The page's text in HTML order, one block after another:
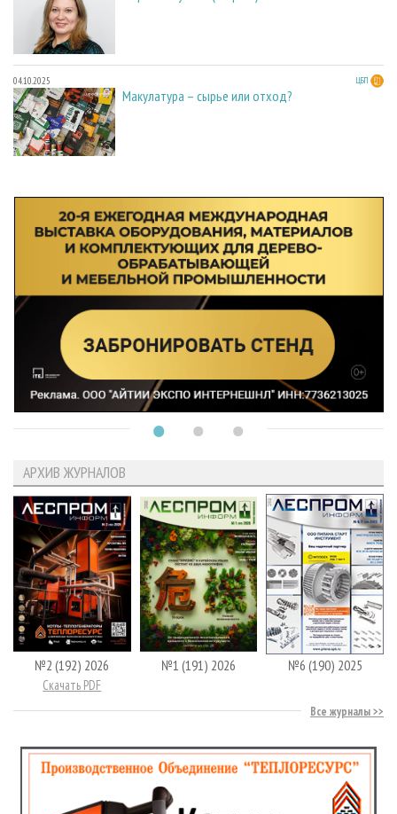
04.10.2025 ЦБП
Макулатура – сырье или отход?
АРХИВ ЖУРНАЛОВ
№2 (192) 2026
Скачать PDF
№1 (191) 2026 №6 (190) 2025
Все журналы